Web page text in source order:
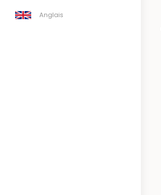
Anglais